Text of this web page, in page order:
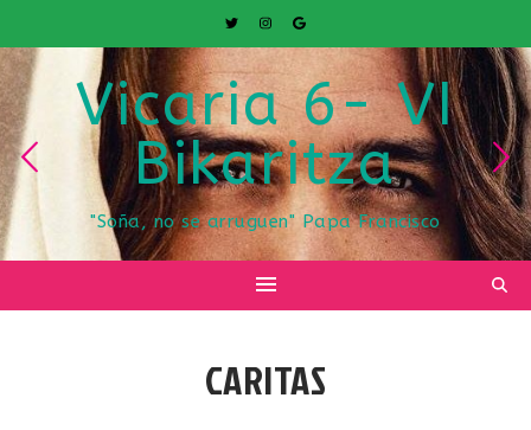
Vicaria 6- VI
Bikaritza
"Soña, no se arruguen" Papa Francisco
CARITAS